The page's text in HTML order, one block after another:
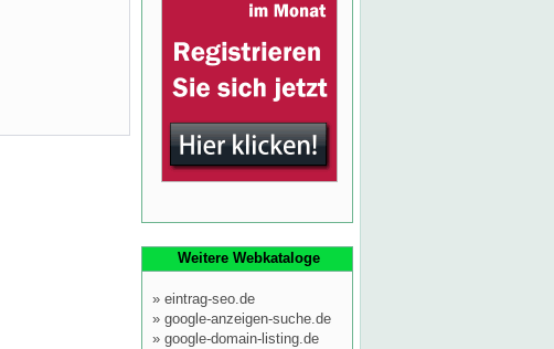
Weitere Webkataloge
» eintrag-seo.de
» google-anzeigen-suche.de
» google-domain-listing.de